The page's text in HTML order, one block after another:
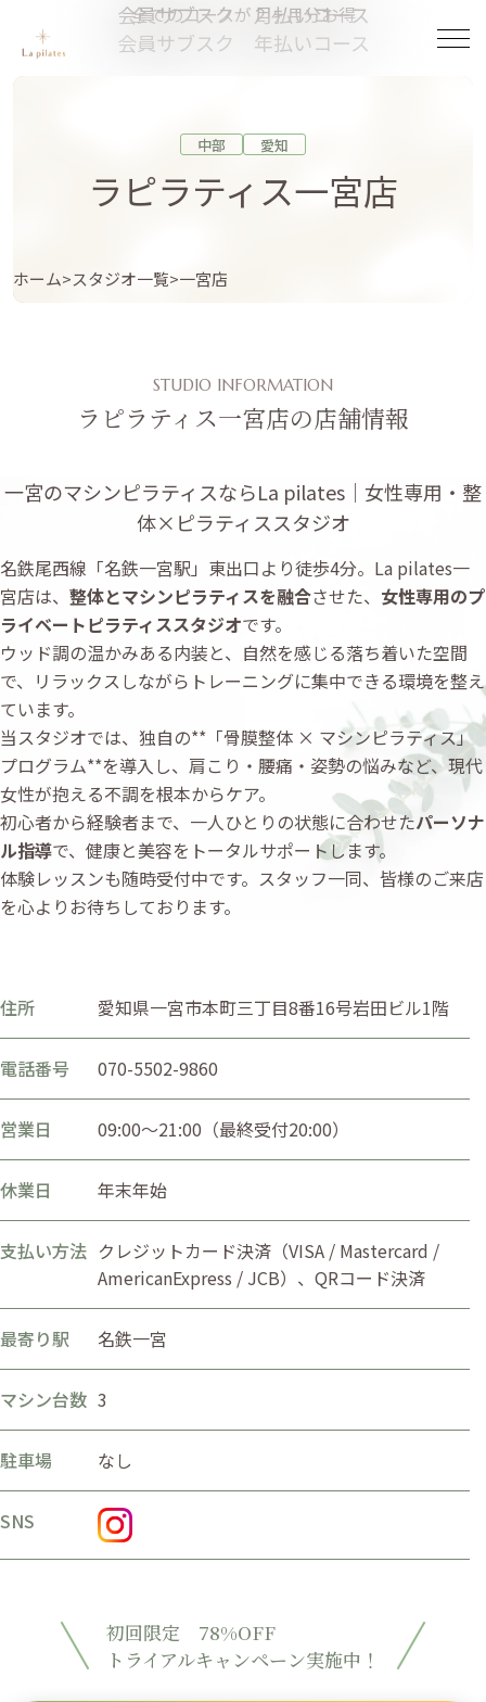
中部 愛知
ラピラティス一宮店
ホーム スタジオ一覧 一宮店
STUDIO INFORMATION
ラピラティス一宮店の店舗情報
一宮のマシンピラティスならLa pilates｜女性専用・整
体×ピラティススタジオ
名鉄尾西線「名鉄一宮駅」東出口より徒歩4分。La pilates一
宮店は、 整体とマシンピラティスを融合させた、 女性専用のプ
ライベートピラティススタジオです。
ウッド調の温かみある内装と、自然を感じる落ち着いた空間
で、リラックスしながらトレーニングに集中できる環境を整え
ています。
当スタジオでは、独自の**「骨膜整体 × マシンピラティス」
プログラム**を導入し、肩こり・腰痛・姿勢の悩みなど、現代
女性が抱える不調を根本からケア。
初心者から経験者まで、一人ひとりの状態に合わせたパーソナ
ル指導で、健康と美容をトータルサポートします。
体験レッスンも随時受付中です。スタッフ一同、皆様のご来店
を心よりお待ちしております。
住所 愛知県一宮市本町三丁目8番16号岩田ビル1階
電話番号 070-5502-9860
営業日 09:00〜21:00（最終受付20:00）
休業日 年末年始
支払い方法 クレジットカード決済（VISA / Mastercard /
AmericanExpress / JCB）、QRコード決済
最寄り駅 名鉄一宮
マシン台数 3
駐車場 なし
SNS
初回限定 78%OFF
トライアルキャンペーン実施中！
会員サブスク 月払いコース
全てのコースが２ヶ月分お得
会員サブスク 年払いコース